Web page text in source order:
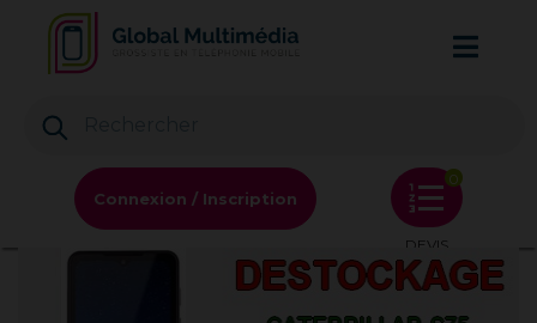
Connexion / Inscription
0
DEVIS